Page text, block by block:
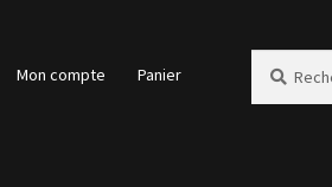
Mon compte Panier
pour :